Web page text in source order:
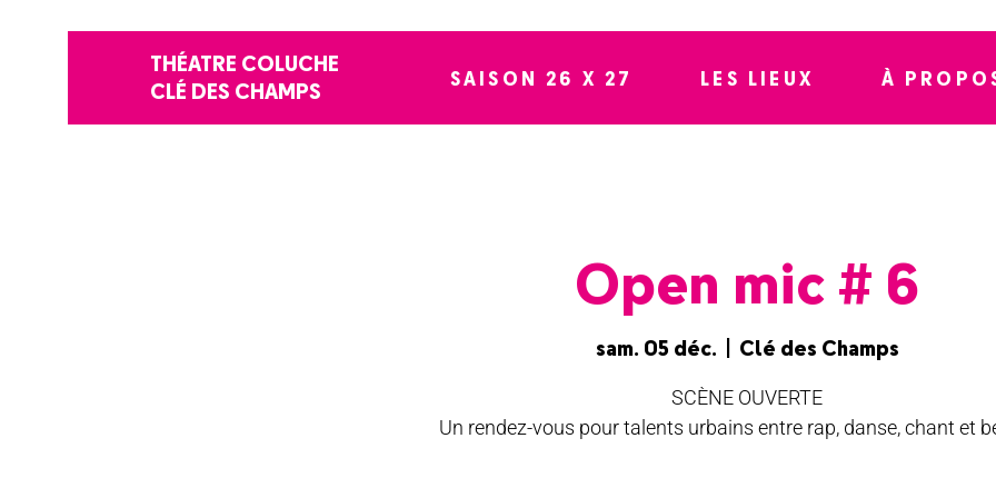
THÉATRE COLUCHE
CLÉ DES CHAMPS
SAISON 26 X 27 LES LIEUX À
Open mic # 6
sam. 05 déc. Clé des Champs
SCÈNE OUVERTE
Un rendez-vous pour talents urbains entre rap, danse, chant et